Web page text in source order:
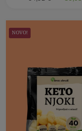
NOVO!